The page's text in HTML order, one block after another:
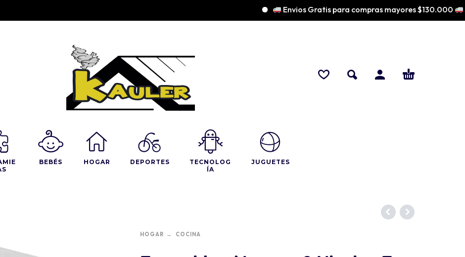
Envios Gratis para compras mayores $130.000
BEBÉS HOGAR DEPORTES
TECNOLOG
ÍA
JUGUETES
HOGAR COCINA